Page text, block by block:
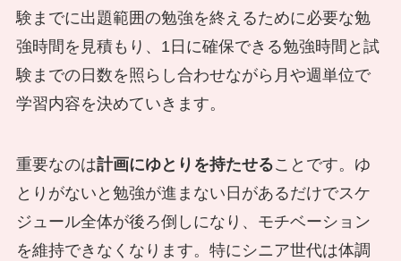
験までに出題範囲の勉強を終えるために必要な勉
強時間を見積もり、1日に確保できる勉強時間と試
験までの日数を照らし合わせながら月や週単位で
学習内容を決めていきます。
重要なのは計画にゆとりを持たせることです。ゆ
とりがないと勉強が進まない日があるだけでスケ
ジュール全体が後ろ倒しになり、モチベーション
を維持できなくなります。特にシニア世代は体調